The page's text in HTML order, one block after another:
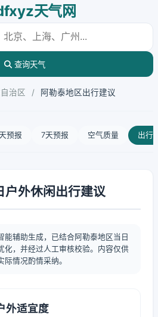
天气网
查询天气
治区 / 阿勒泰地区出行建议
预报 7天预报 空气质量 出行
户外休闲出行建议
能辅助生成，已结合阿勒泰地区当日
化，并经过人工审核校验。内容仅供
情况酌情采纳。
外适宜度